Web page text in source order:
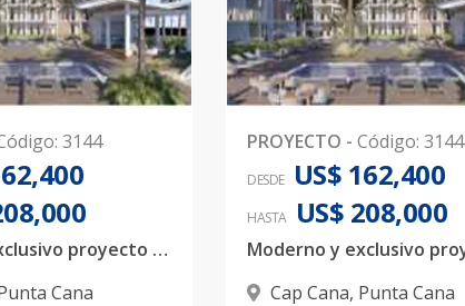
: 3144
Moderno y exclusivo proyecto de Apartamentos en Ciudad Las Canas
Cana
PROYECTO - Código: 3144
DESDE US$ 162,400
HASTA US$ 208,000
Cap Cana, Punta Cana